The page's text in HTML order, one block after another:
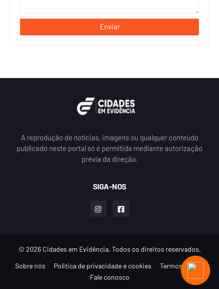
A reprodução de notícias, imagens ou qualquer conteúdo
publicado neste portal só é permitida mediante autorização
prévia da direção.
SIGA-NOS
© 2026 Cidades em Evidência. Todos os direitos reservados.
Sobre nós
Politica de privacidade e cookies
Termos de uso
Fale conosco